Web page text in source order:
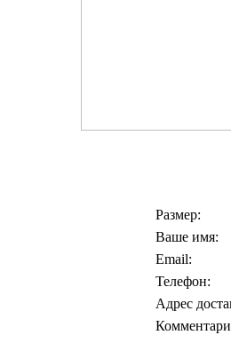
Размер:
Ваше имя:
Email:
Телефон:
Адрес